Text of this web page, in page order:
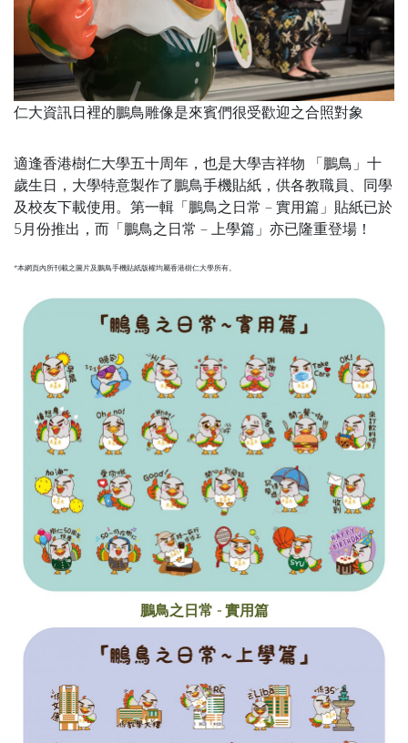
仁大資訊日裡的鵬鳥雕像是來賓們很受歡迎之合照對象
適逢香港樹仁大學五十周年，也是大學吉祥物 「鵬鳥」十
歲生日，大學特意製作了鵬鳥手機貼紙，供各教職員、同學
及校友下載使用。第一輯「鵬鳥之日常 – 實用篇」貼紙已於
5月份推出，而「鵬鳥之日常 – 上學篇」亦已隆重登場！
*本網頁內所刊載之圖片及鵬鳥手機貼紙版權均屬香港樹仁大學所有。
鵬鳥之日常 - 實用篇